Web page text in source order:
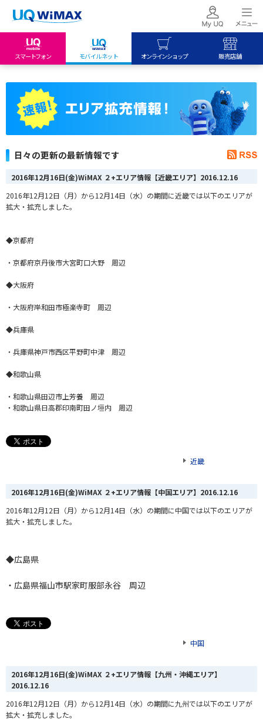
スマートフォン モバイルネット オンラインショップ 販売店舗
My UQ mobile
UQ mobile
UQ WiMAX
UQ WiMAX
日々の更新の最新情報です
2016年12月16日(金)WiMAX ２+エリア情報【近畿エリア】 2016.12.16
2016年12月12日（月）から12月14日（水）の期間に近畿では以下のエリアが
拡大・拡充しました。
◆京都府
・京都府京丹後市大宮町口大野 周辺
◆大阪府
・大阪府岸和田市極楽寺町 周辺
◆兵庫県
・兵庫県神戸市西区平野町中津 周辺
◆和歌山県
・和歌山県田辺市上芳養 周辺
・和歌山県日高郡印南町田ノ垣内 周辺
近畿
2016年12月16日(金)WiMAX ２+エリア情報【中国エリア】 2016.12.16
2016年12月12日（月）から12月14日（水）の期間に中国では以下のエリアが
拡大・拡充しました。
◆広島県
・広島県福山市駅家町服部永谷 周辺
中国
2016年12月16日(金)WiMAX ２+エリア情報【九州・沖縄エリア】
2016.12.16
2016年12月12日（月）から12月14日（水）の期間に九州では以下のエリアが
拡大・拡充しました。